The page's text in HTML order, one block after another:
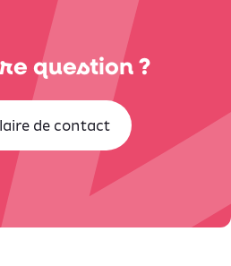
question ?
de contact